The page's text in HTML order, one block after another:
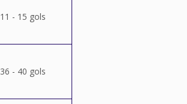
11 - 15 gols
36 - 40 gols